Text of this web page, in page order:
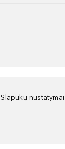
Slapukų nustatymai